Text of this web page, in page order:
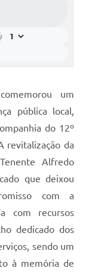
um
pública local,
do 12º
revitalização da
Alfredo
que deixou
com a
com recursos
dedicado dos
sendo um
à memória de